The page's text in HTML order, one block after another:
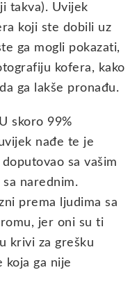
takva). Uvijek
koji ste dobili uz
ga mogli pokazati,
kofera, kako
ga lakše pronađu.
skoro 99%
nađe te je
sa vašim
narednim.
prema ljudima sa
jer oni su ti
krivi za grešku
koja ga nije